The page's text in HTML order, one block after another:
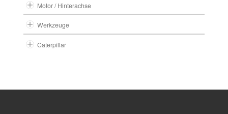
Motor / Hinterachse
Werkzeuge
Caterpillar